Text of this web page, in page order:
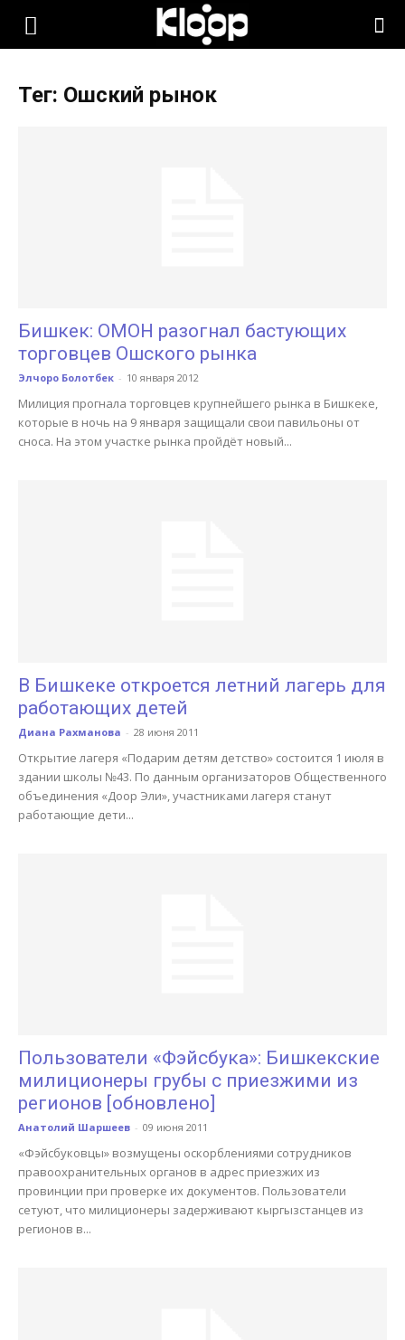
KLOOP.KG
Тег: Ошский рынок
Бишкек: ОМОН разогнал бастующих
торговцев Ошского рынка
Элчоро Болотбек - 10 января 2012
Милиция прогнала торговцев крупнейшего рынка в Бишкеке,
которые в ночь на 9 января защищали свои павильоны от
сноса. На этом участке рынка пройдёт новый...
В Бишкеке откроется летний лагерь для
работающих детей
Диана Рахманова - 28 июня 2011
Открытие лагеря «Подарим детям детство» состоится 1 июля в
здании школы №43. По данным организаторов Общественного
объединения «Доор Эли», участниками лагеря станут
работающие дети...
Пользователи «Фэйсбука»: Бишкекские
милиционеры грубы с приезжими из
регионов [обновлено]
Анатолий Шаршеев - 09 июня 2011
«Фэйсбуковцы» возмущены оскорблениями сотрудников
правоохранительных органов в адрес приезжих из
провинции при проверке их документов. Пользователи
сетуют, что милиционеры задерживают кыргызстанцев из
регионов в...